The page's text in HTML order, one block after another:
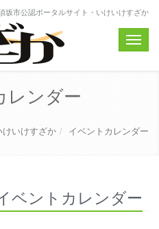
坂市公認ポータルサイト・いけいけすざか
Toggle
レンダー
けいけすざか イベントカレンダー
ベントカレンダー